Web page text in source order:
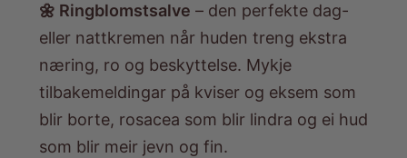
🌼 Ringblomstsalve – den perfekte dag-
eller nattkremen når huden treng ekstra
næring, ro og beskyttelse. Mykje
tilbakemeldingar på kviser og eksem som
blir borte, rosacea som blir lindra og ei hud
som blir meir jevn og fin.